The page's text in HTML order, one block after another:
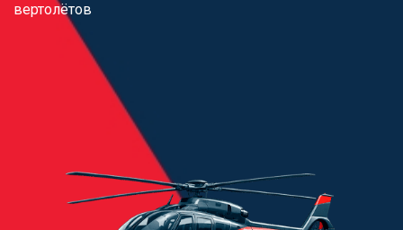
вертолётов